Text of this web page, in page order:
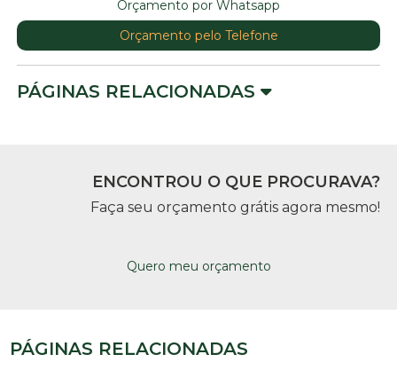
Orçamento por Whatsapp
Orçamento pelo Telefone
PÁGINAS RELACIONADAS
ENCONTROU O QUE PROCURAVA?
Faça seu orçamento grátis agora mesmo!
Quero meu orçamento
PÁGINAS RELACIONADAS